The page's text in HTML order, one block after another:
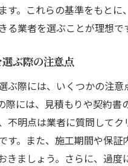
す。これらの基準をもとに
る業者を選ぶことが理想で
ぶ際の注意点
ぶ際には、いくつかの注意
際には、見積もりや契約書
不明点は業者に質問してク
す。また、施工期間や保証
きましょう。さらに、過度